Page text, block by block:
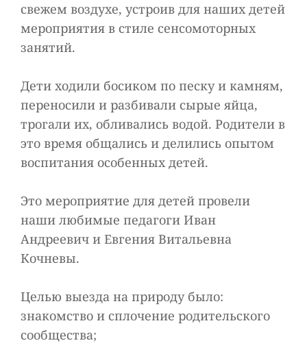
свежем воздухе, устроив для наших детей
мероприятия в стиле сенсомоторных
занятий.
Дети ходили босиком по песку и камням,
переносили и разбивали сырые яйца,
трогали их, обливались водой. Родители в
это время общались и делились опытом
воспитания особенных детей.
Это мероприятие для детей провели
наши любимые педагоги Иван
Андреевич и Евгения Витальевна
Кочневы.
Целью выезда на природу было:
знакомство и сплочение родительского
сообщества;